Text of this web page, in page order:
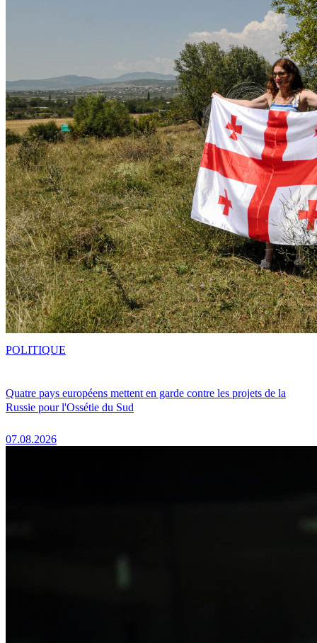
Quatre pays européens mettent en garde contre les projets de la
Russie pour l'Ossétie du Sud
07.08.2026
POLITIQUE